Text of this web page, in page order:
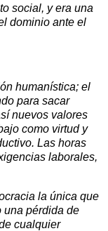
social, y era una
dominio ante el
humanística; el
para sacar
nuevos valores
como virtud y
Las horas
laborales,
la única que
una pérdida de
cualquier